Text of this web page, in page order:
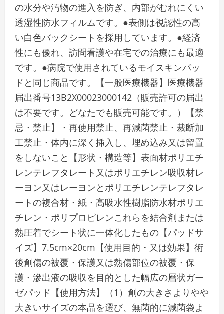
の水分や汚物の進入を防ぎ、内部がむれにくい
透湿性防水フィルムです。●表側は視認性の高
い白色バックシートを採用しています。●経済
性にも優れ、訪問看護や在宅での治療にも最適
です。●病院で使用されているモイスキンパッ
ドと同じ商品です。【一般医療機器】医療機器
届出番号13B2X00023000142（販売許可の届出
は不要です。どなたでも販売可能です。）【禁
忌・禁止】・再使用禁止、再減菌禁止・裁断加
工禁止・体内に深く挿入し、埋め込み又は留置
をしないこと【形状・構造等】表面材ポリエチ
レンテレフタレート又はポリエチレン吸収材レ
ーヨン又はレーヨンとポリエチレンテレフタレ
ートの複合材・紙・高吸水性樹脂防水材ポリエ
チレン・ポリプロピレンこれらを結合剤または
熱圧着でシート状に一体化したもの【パッドサ
イズ】7.5cm×20cm【使用目的・又は効果】術
後創傷の被覆・保護又は熱傷部位の被覆・保
護・滲出液の吸収を目的とした幅広の層状ガー
ゼパッド【使用方法】（1）創の大きさよりやや
大きいサイズの本品を選び、無菌的に減菌袋よ